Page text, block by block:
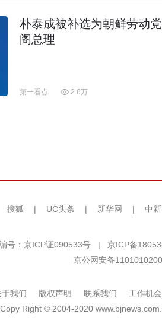
朴泰成被补选为朝鲜劳动
阁总理
第一看点 2.6万
搜狐 | UC头条 | 新华网 | 中
号：京ICP证090533号 | 京ICP备
京公网安备
于我们 版权声明 联系我们 工作机会
Copy Right © 2004-2020